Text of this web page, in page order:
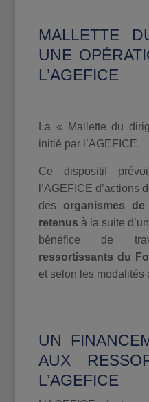
MALLETTE
UNE
L’AGEFICE
La « Mallette du
initié par l’AGEFICE.
Ce dispositif
l’AGEFICE d’actions
desorganismes de
retenus à la suite
bénéfice de
ressortissants du
et selon les modalités
UN
AUX
L’AGEFICE